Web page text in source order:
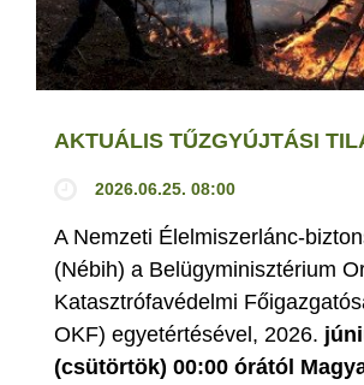
AKTUÁLIS TŰZGYÚJTÁSI
2026.06.25. 08:00
A Nemzeti Élelmiszerlánc-
(Nébih) a Belügyminisztérium
Katasztrófavédelmi
OKF) egyetértésével, 2026.
(csütörtök) 00:00 órától